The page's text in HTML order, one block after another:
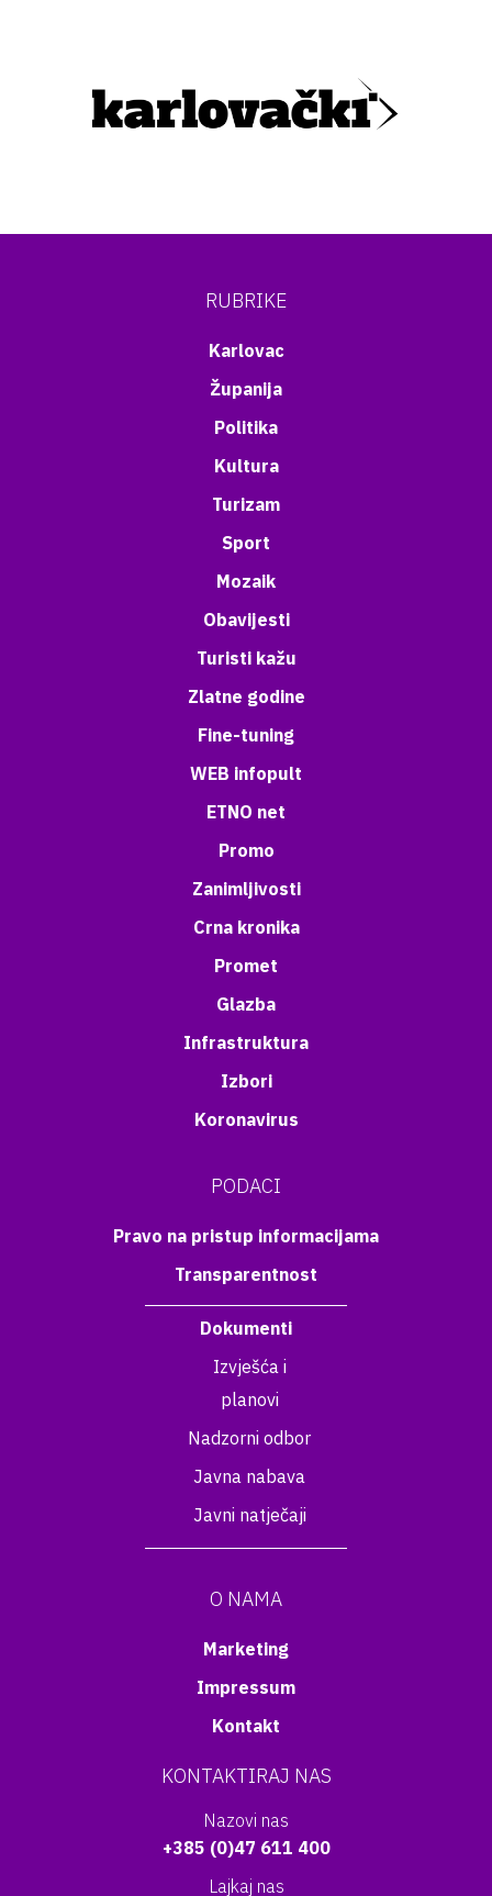
RUBRIKE
Karlovac
Županija
Politika
Kultura
Turizam
Sport
Mozaik
Obavijesti
Turisti kažu
Zlatne godine
Fine-tuning
WEB infopult
ETNO net
Promo
Zanimljivosti
Crna kronika
Promet
Glazba
Infrastruktura
Izbori
Koronavirus
PODACI
Pravo na pristup informacijama
Transparentnost
Dokumenti
Izvješća i
planovi
Nadzorni odbor
Javna nabava
Javni natječaji
O NAMA
Marketing
Impressum
Kontakt
KONTAKTIRAJ NAS
Nazovi nas
+385 (0)47 611 400
Lajkaj nas